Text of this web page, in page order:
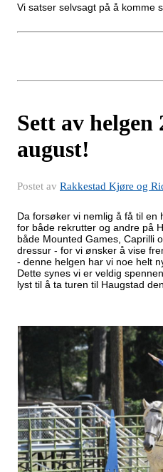
Vi satser selvsagt på å komme
Sett av helgen
august!
Postet av Rakkestad Kjøre og
Da forsøker vi nemlig å få til en
for både rekrutter og andre på
både Mounted Games, Caprilli
dressur - for vi ønsker å vise
- denne helgen har vi noe helt
Dette synes vi er veldig
lyst til å ta turen til Haugstad